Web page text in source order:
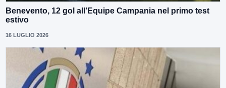
Benevento, 12 gol all’Equipe Campania nel primo test
estivo
16 LUGLIO 2026